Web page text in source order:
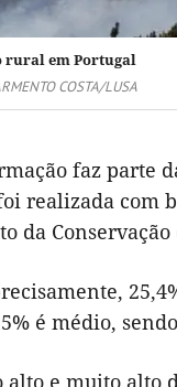
rural em Portugal
COSTA/LUSA
faz parte
realizada com
da
é médio,